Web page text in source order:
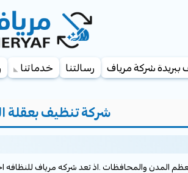
شركة مرياف رسالتنا خدماتنا
شركة تنظيف بعقلة
المدن والمحافظات .اذ تعد شركه مرياف